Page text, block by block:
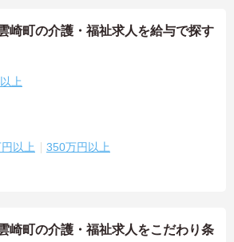
崎町の介護・福祉求人を給与で探す
上
以上 350万円以上
崎町の介護・福祉求人をこだわり条